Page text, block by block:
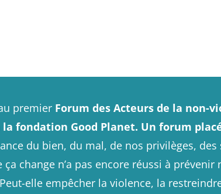
premier Forum des Acteurs de la non-
la fondation Good Planet. Un forum
du bien, du mal, de nos privilèges,
change n’a pas encore réussi à
elle empêcher la violence, la